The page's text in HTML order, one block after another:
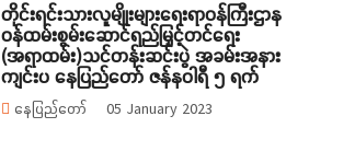
တိုင်းရင်းသားလူမျိုးများရေးရာဝန်ကြီးဌာန
ဝန်ထမ်းစွမ်းဆောင်ရည်မြှင့်တင်ရေး
(အရာထမ်း)သင်တန်းဆင်းပွဲ အခမ်းအနား
ကျင်းပ နေပြည်တော် ဇန်နဝါရီ ၅ ရက်
နေပြည်တော် 05 January 2023